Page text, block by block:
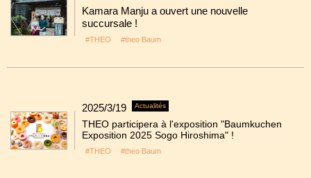
Kamara Manju a ouvert une nouvelle
succursale !
#THEO #theo Baum
2025/3/19 Actualités
THEO participera à l'exposition "Baumkuchen
Exposition 2025 Sogo Hiroshima" !
#THEO #theo Baum